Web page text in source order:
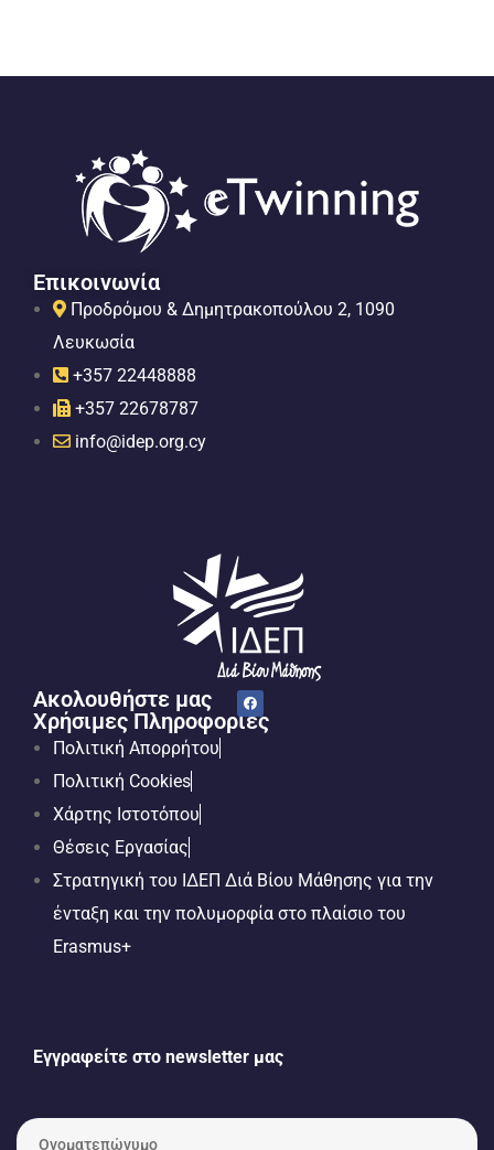
Επικοινωνία
Προδρόμου & Δημητρακοπούλου 2, 1090
Λευκωσία
+357 22448888
+357 22678787
info@idep.org.cy
Ακολουθήστε μας
Χρήσιμες Πληροφορίες
Πολιτική Απορρήτου
Πολιτική Cookies
Χάρτης Ιστοτόπου
Θέσεις Εργασίας
Στρατηγική του ΙΔΕΠ Διά Βίου Μάθησης για την
ένταξη και την πολυμορφία στο πλαίσιο του
Erasmus+
Εγγραφείτε στο newsletter μας
Ο